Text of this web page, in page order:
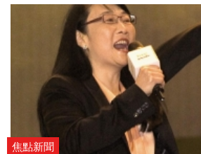
想像。
焦點新聞